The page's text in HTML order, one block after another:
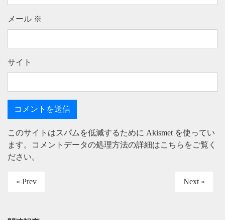
メール ※
サイト
このサイトはスパムを低減するために Akismet を使ってい
ます。
コメントデータの処理方法の詳細はこちらをご覧く
ださい。
« Prev Next »